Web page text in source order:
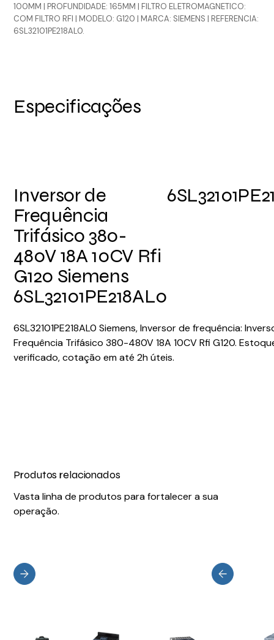
100MM | PROFUNDIDADE: 165MM | FILTRO ELETROMAGNETICO:
COM FILTRO RFI | MODELO: G120 | MARCA: SIEMENS | REFERENCIA:
6SL32101PE218AL0.
Especificações
Inversor de
Frequência
Trifásico 380-
480V 18A 10CV Rfi
G120 Siemens
6SL32101PE218AL0
6SL32101PE218AL0 Siemens, Inversor de frequência:
Frequência Trifásico 380-480V 18A 10CV Rfi G120.
verificado, cotação em até 2h úteis.
Produtos relacionados
Vasta linha de produtos para fortalecer a sua
operação.